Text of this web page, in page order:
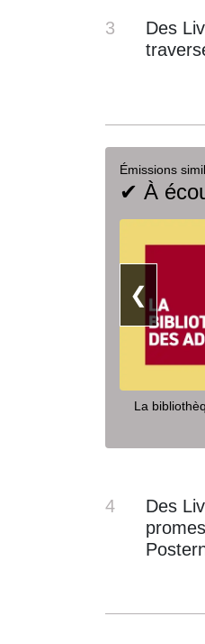
3
Des
Émissions
✔ À
❮
La
4
Des